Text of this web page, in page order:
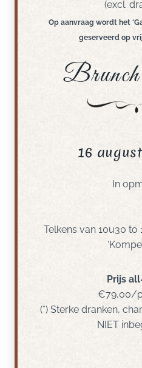
(excl.
Op aanvraag wordt het
geserveerd op
16
In
Telkens van 10u30 to
Prijs
€79,00/
(*) Sterke dranken,
NIET